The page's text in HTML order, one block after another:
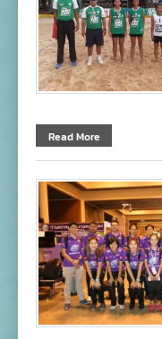
Read More